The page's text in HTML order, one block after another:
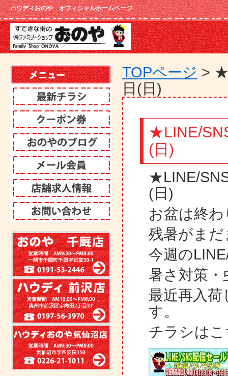
ハウディおのや オフィシャルホームページ
TOPページ >
日(日)
★LINE/
(日)
★LINE/
(日)
お盆は終
残暑がま
今週の
暑さ対策
最近再入
す。
チラシは